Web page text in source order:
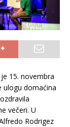
15. novembra
ulogu domaćina
večeri. U
Rodrigez